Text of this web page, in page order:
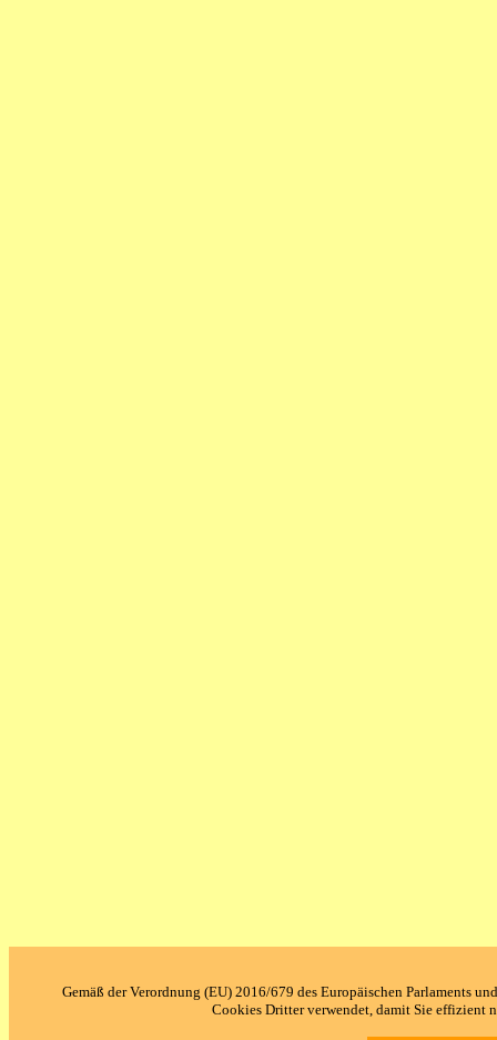
Gemäß der Verordnung (EU) 2016/679 des Europäischen Parlaments
Cookies Dritter verwendet, damit Sie effizient